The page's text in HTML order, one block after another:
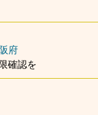
府
確認を